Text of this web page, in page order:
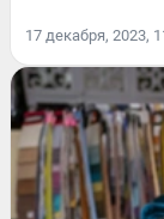
17 декабря, 2023,